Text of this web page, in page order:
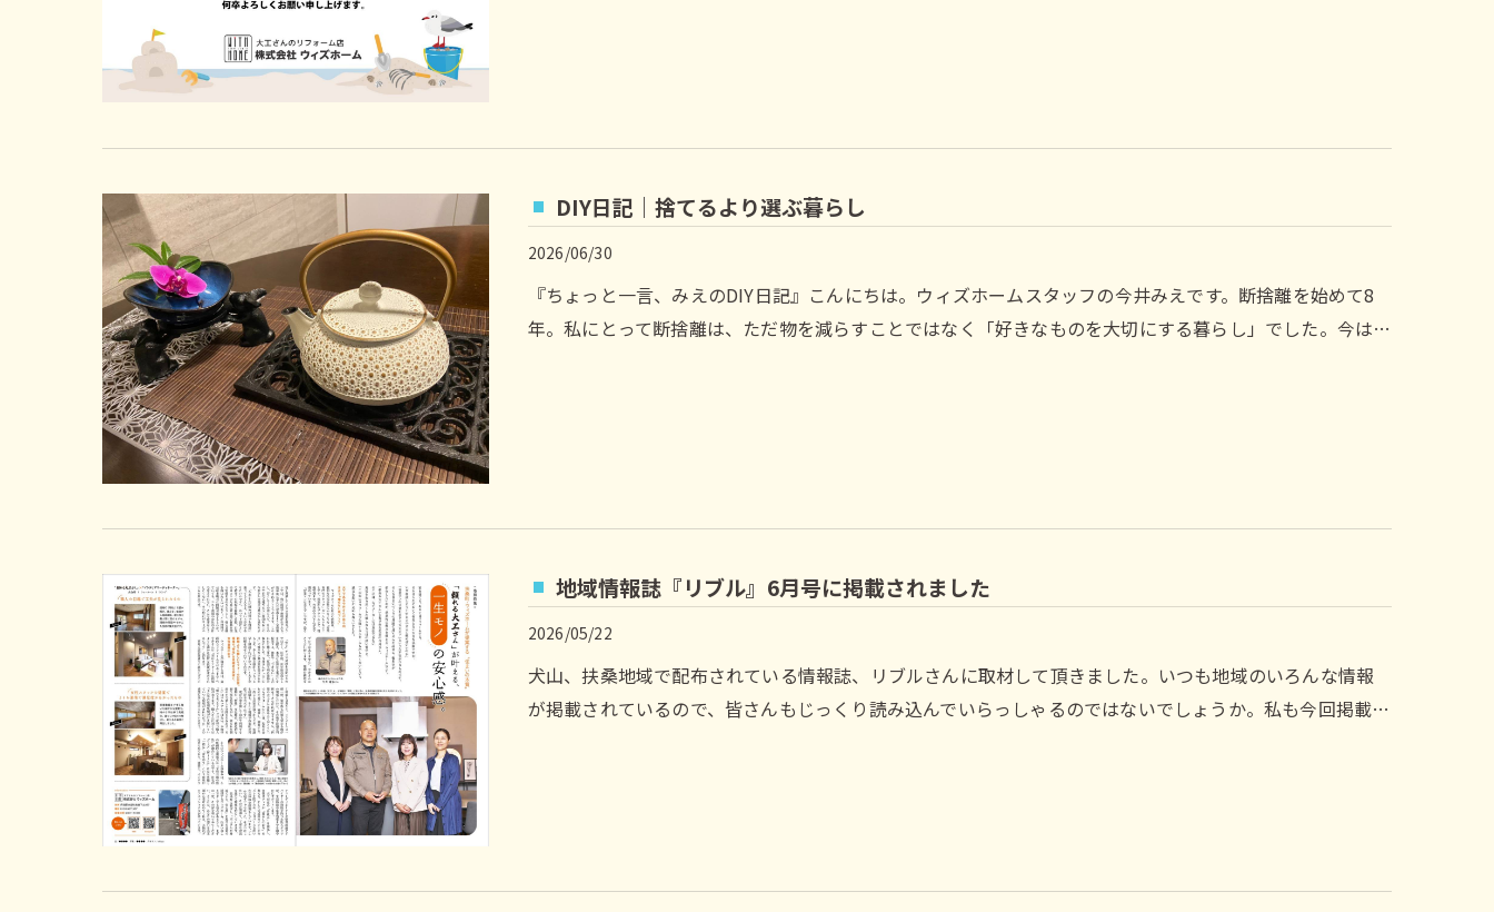
DIY日記｜捨てるより選ぶ暮らし
2026/06/30
『ちょっと一言、みえのDIY日記』こんにちは。ウィズホームスタッフの今井みえです。断捨離を始めて8
年。私にとって断捨離は、ただ物を減らすことではなく「好きなものを大切にする暮らし」でした。今は…
地域情報誌『リブル』6月号に掲載されました
2026/05/22
犬山、扶桑地域で配布されている情報誌、リブルさんに取材して頂きました。いつも地域のいろんな情報
が掲載されているので、皆さんもじっくり読み込んでいらっしゃるのではないでしょうか。私も今回掲載…